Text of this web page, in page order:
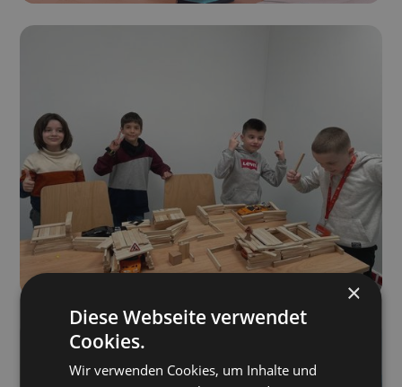
×
Diese Webseite verwendet
Cookies.
Wir verwenden Cookies, um Inhalte und